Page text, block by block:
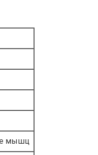
мышц